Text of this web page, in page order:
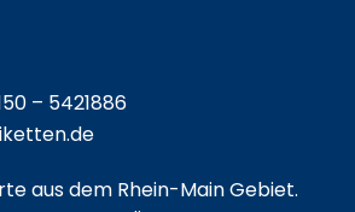
– 5421886
aus dem Rhein-Main Gebiet.